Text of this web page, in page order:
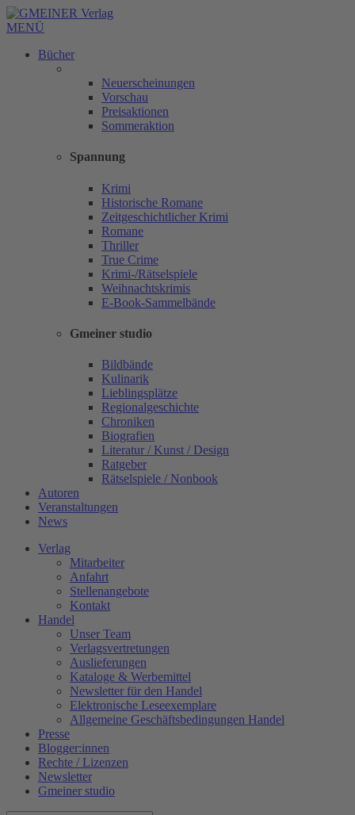
MENÜ
Bücher
Neuerscheinungen
Vorschau
Preisaktionen
Sommeraktion
Spannung
Krimi
Historische Romane
Zeitgeschichtlicher Krimi
Romane
Thriller
True Crime
Krimi-/Rätselspiele
Weihnachtskrimis
E-Book-Sammelbände
Gmeiner studio
Bildbände
Kulinarik
Lieblingsplätze
Regionalgeschichte
Chroniken
Biografien
Literatur / Kunst / Design
Ratgeber
Rätselspiele / Nonbook
Autoren
Veranstaltungen
News
Verlag
Mitarbeiter
Anfahrt
Stellenangebote
Kontakt
Handel
Unser Team
Verlagsvertretungen
Auslieferungen
Kataloge & Werbemittel
Newsletter für den Handel
Elektronische Leseexemplare
Allgemeine Geschäftsbedingungen Handel
Presse
Blogger:innen
Rechte / Lizenzen
Newsletter
Gmeiner studio